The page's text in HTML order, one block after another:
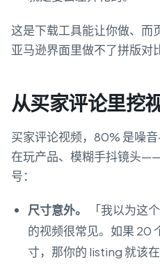
这是下载工具能让你做、而
亚马逊界面里做不了拼版对
从买家评论里挖
买家评论视频，80% 是噪
在玩产品、模糊手抖镜头
号：
尺寸意外。
「我以为这
的视频很常见。如果 20
寸，那你的 listing 就该